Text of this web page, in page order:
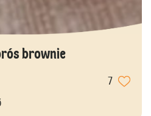
brownie
7